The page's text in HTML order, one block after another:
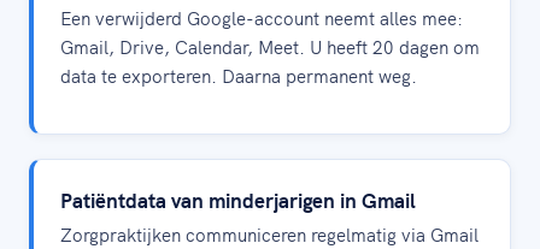
Een verwijderd Google-account neemt alles mee:
Gmail, Drive, Calendar, Meet. U heeft 20 dagen om
data te exporteren. Daarna permanent weg.
Patiëntdata van minderjarigen in Gmail
Zorgpraktijken communiceren regelmatig via Gmail